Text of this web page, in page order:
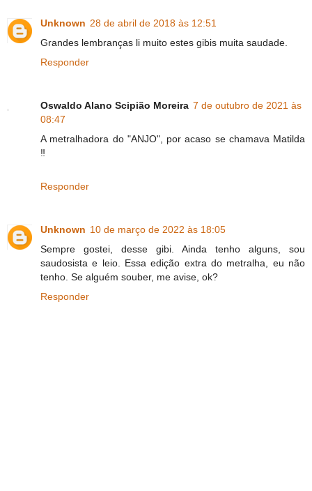
Unknown 28 de abril de 2018 às 12:51
Grandes lembranças li muito estes gibis muita saudade.
Responder
Oswaldo Alano Scipião Moreira 7 de outubro de 2021 às
08:47
A metralhadora do "ANJO", por acaso se chamava Matilda
‼
Responder
Unknown 10 de março de 2022 às 18:05
Sempre gostei, desse gibi. Ainda tenho alguns, sou
saudosista e leio. Essa edição extra do metralha, eu não
tenho. Se alguém souber, me avise, ok?
Responder